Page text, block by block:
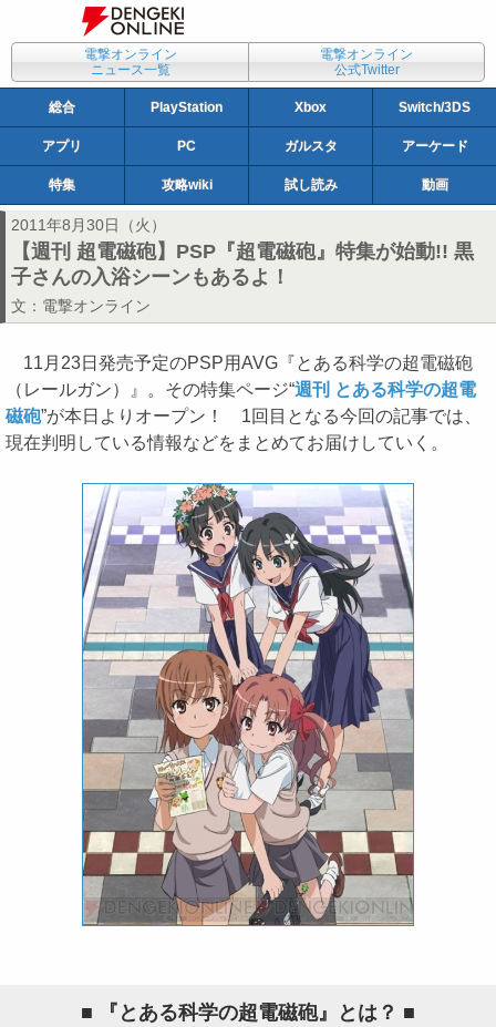
電撃オンライン
ニュース一覧
電撃オンライン
公式Twitter
総合 PlayStation Xbox Switch/3DS
アプリ PC ガルスタ アーケード
特集 攻略wiki 試し読み 動画
2011年8月30日（火）
【週刊 超電磁砲】PSP『超電磁砲』特集が始動!! 黒
子さんの入浴シーンもあるよ！
文： 電撃オンライン
11月23日発売予定のPSP用AVG『とある科学の超電磁砲
（レールガン）』。その特集ページ“週刊 とある科学の超電
磁砲”が本日よりオープン！ 1回目となる今回の記事では、
現在判明している情報などをまとめてお届けしていく。
■ 『とある科学の超電磁砲』とは？ ■